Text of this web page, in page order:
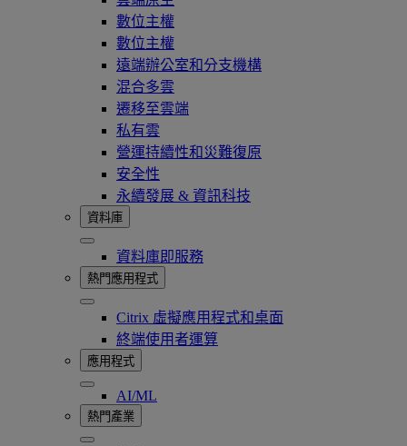
數位主權
數位主權
遠端辦公室和分支機構
混合多雲
遷移至雲端
私有雲
營運持續性和災難復原
安全性
永續發展 & 資訊科技
資料庫
資料庫即服務
熱門應用程式
Citrix 虛擬應用程式和桌面
終端使用者運算
應用程式
AI/ML
熱門產業